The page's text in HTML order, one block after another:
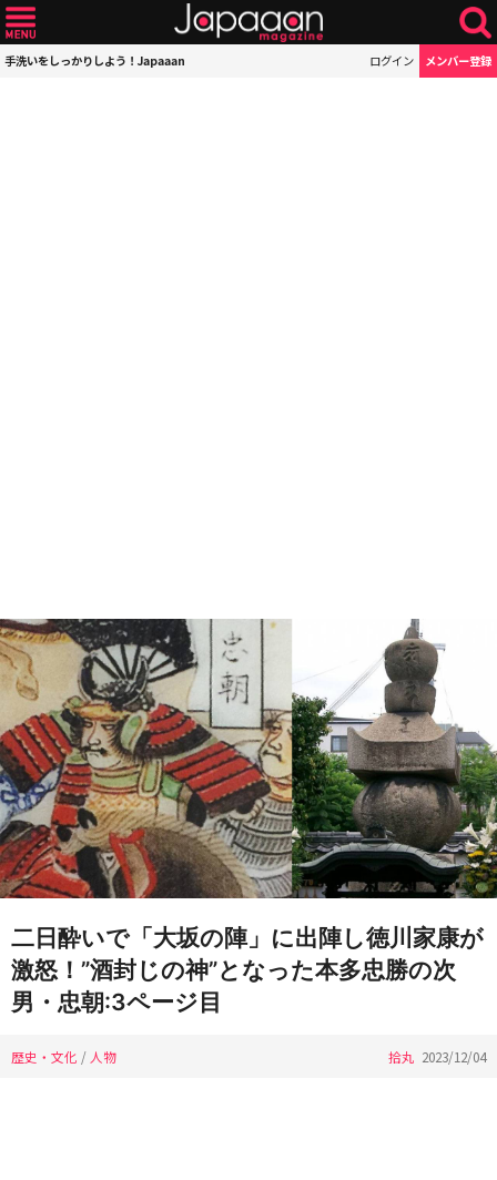
手洗いをしっかりしよう！Japaaan ログイン メンバー登録
二日酔いで「大坂の陣」に出陣し徳川家康が
激怒！”酒封じの神”となった本多忠勝の次
男・忠朝:3ページ目
歴史・文化 / 人物 拾丸 2023/12/04